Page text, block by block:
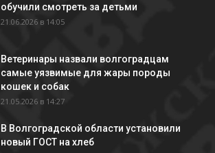
обучили смотреть за детьми
21.06.2026 в 14:05
Ветеринары назвали волгоградцам
самые уязвимые для жары породы
кошек и собак
21.05.2026 в 14:27
В Волгоградской области установили
новый ГОСТ на хлеб